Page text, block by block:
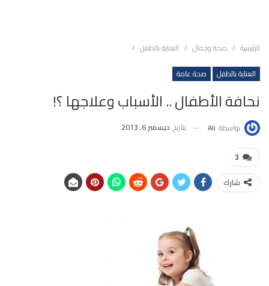
الرئيسية صحة وجمال
العناية بالطفل
العناية بالطفل
صحة عامة
نحافة الأطفال .. الأسباب وعلاجها ؟!
بواسطة Ali بتاريخ ديسمبر 6, 2013
3
شارك